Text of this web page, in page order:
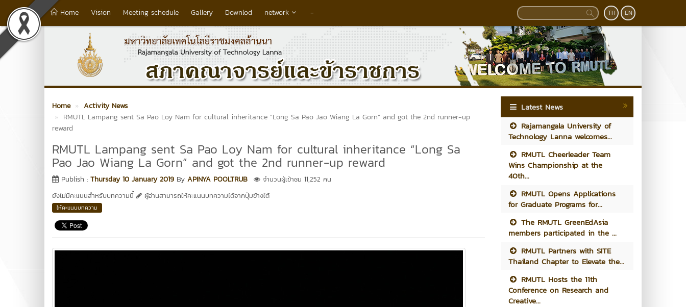
Home Vision Meeting schedule Gallery Downlod network - TH EN
Home
Activity News
RMUTL Lampang sent Sa Pao Loy Nam for cultural inheritance “Long Sa Pao Jao Wiang La Gorn” and got the 2nd runner-up
reward
RMUTL Lampang sent Sa Pao Loy Nam for cultural inheritance “Long Sa
Pao Jao Wiang La Gorn” and got the 2nd runner-up reward
Publish : Thursday 10 January 2019 By APINYA POOLTRUB
จำนวนผู้เข้าชม 11,252 คน
ยังไม่มีคะแนนสำหรับบทความนี้
ผู้อ่านสามารถให้คะแนนบทความได้จากปุ่มข้างใต้
ให้คะแนนบทความ
Latest News
Rajamangala University of
Technology Lanna welcomes...
RMUTL Cheerleader Team
Wins Championship at the
40th...
RMUTL Opens Applications
for Graduate Programs for...
The RMUTL GreenEdAsia
members participated in the ...
RMUTL Partners with SITE
Thailand Chapter to Elevate the...
RMUTL Hosts the 11th
Conference on Research and
Creative...